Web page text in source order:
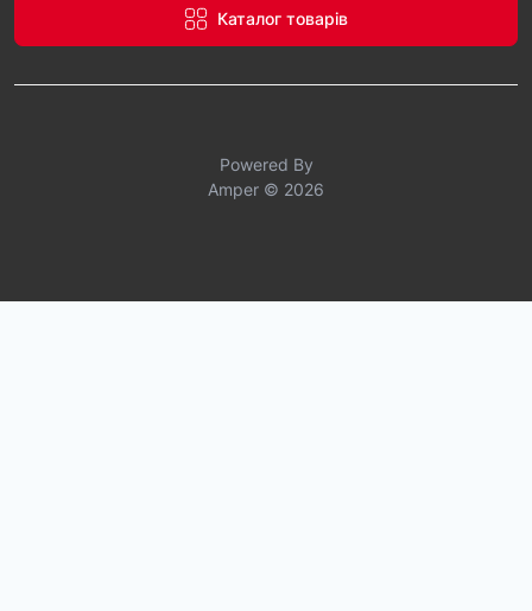
Каталог товарів
Powered By
Amper © 2026